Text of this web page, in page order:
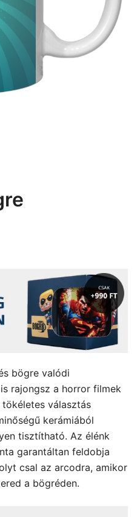
bögre valódi
rajongsz a horror filmek
választás
kerámiából
tisztítható. Az élénk
garantáltan feldobja
csal az arcodra, amikor
a bögréden.